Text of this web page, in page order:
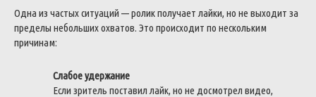
Одна из частых ситуаций — ролик получает лайки, но не выходит за
пределы небольших охватов. Это происходит по нескольким
причинам:
Слабое удержание
Если зритель поставил лайк, но не досмотрел видео,